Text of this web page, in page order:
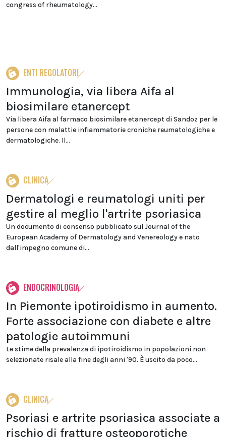
congress of rheumatology...
ENTI REGOLATORI
Immunologia, via libera Aifa al
biosimilare etanercept
Via libera Aifa al farmaco biosimilare etanercept di Sandoz per le
persone con malattie infiammatorie croniche reumatologiche e
dermatologiche. Il...
CLINICA
Dermatologi e reumatologi uniti per
gestire al meglio l'artrite psoriasica
Un documento di consenso pubblicato sul Journal of the
European Academy of Dermatology and Venereology e nato
dall'impegno comune di...
ENDOCRINOLOGIA
In Piemonte ipotiroidismo in aumento.
Forte associazione con diabete e altre
patologie autoimmuni
Le stime della prevalenza di ipotiroidismo in popolazioni non
selezionate risale alla fine degli anni '90. È uscito da poco...
CLINICA
Psoriasi e artrite psoriasica associate a
rischio di fratture osteoporotiche